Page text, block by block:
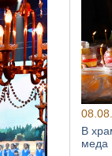
В
меда